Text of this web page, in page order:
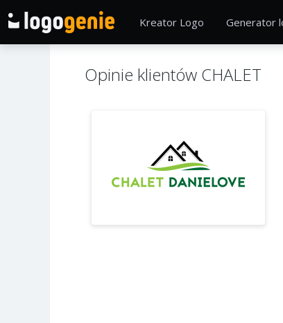
Kreator Logo Generator
Opinie klientów CHALET